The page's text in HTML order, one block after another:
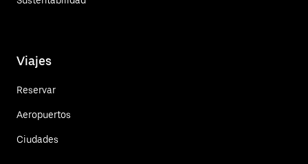
Viajes
Reservar
Aeropuertos
Ciudades